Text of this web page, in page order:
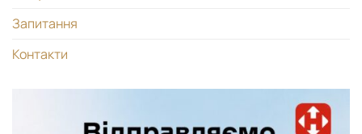
Запитання
Контакти